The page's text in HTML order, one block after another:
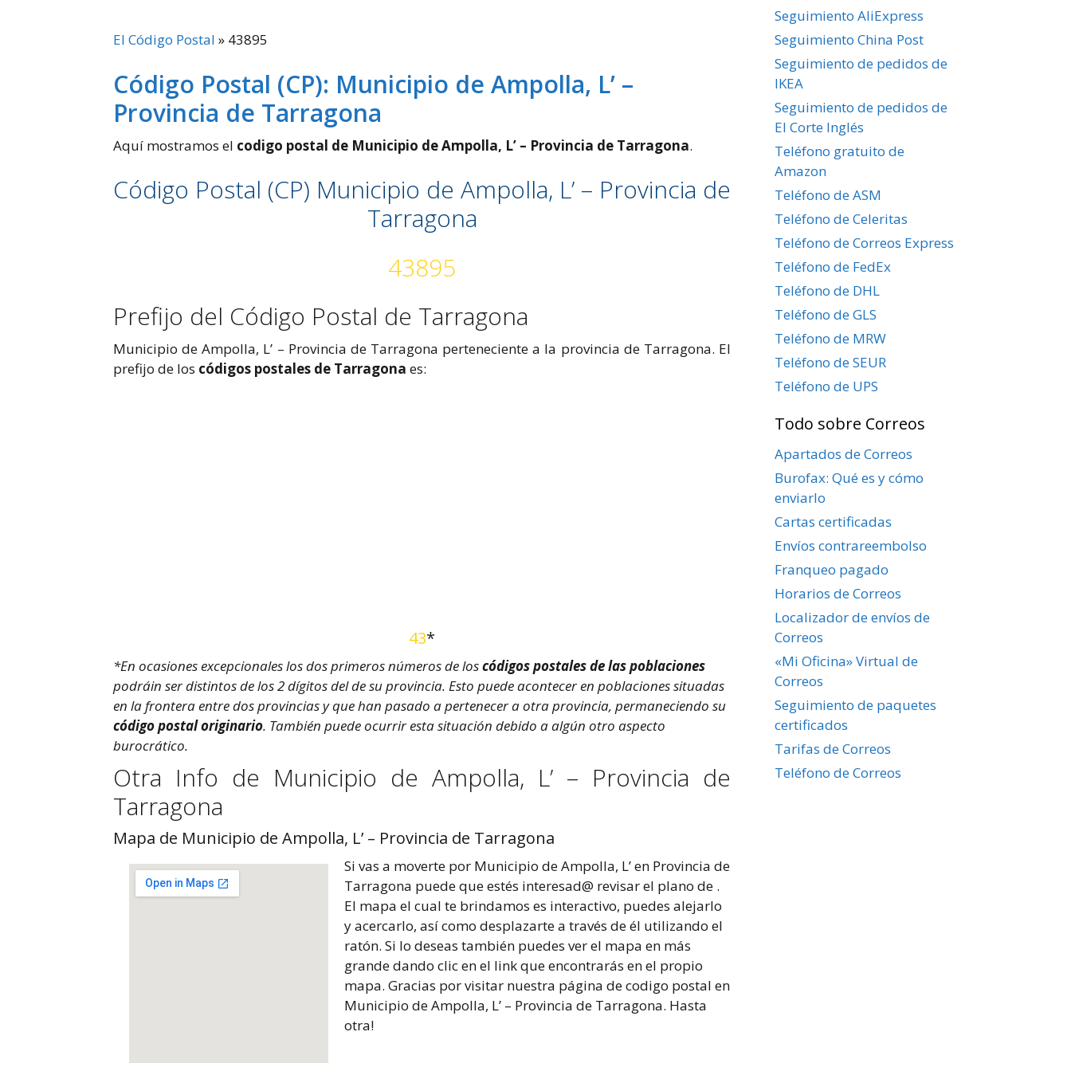
El Código Postal » 43895
Código Postal (CP): Municipio de Ampolla, L’ –
Provincia de Tarragona
Aquí mostramos el codigo postal de Municipio de Ampolla, L’ – Provincia de Tarragona.
Código Postal (CP) Municipio de Ampolla, L’ – Provincia de
Tarragona
43895
Prefijo del Código Postal de Tarragona
Municipio de Ampolla, L’ – Provincia de Tarragona perteneciente a la provincia de Tarragona. El
prefijo de los códigos postales de Tarragona es:
43*
*En ocasiones excepcionales los dos primeros números de loscódigos postales de las poblaciones
podráin ser distintos de los 2 dígitos del de su provincia. Esto puede acontecer en poblaciones situadas
en la frontera entre dos provincias y que han pasado a pertenecer a otra provincia, permaneciendo su
código postal originario. También puede ocurrir esta situación debido a algún otro aspecto
burocrático.
Otra Info de Municipio de Ampolla, L’ – Provincia de
Tarragona
Mapa de Municipio de Ampolla, L’ – Provincia de Tarragona
Si vas a moverte por Municipio de Ampolla, L’ en Provincia de
Tarragona puede que estés interesad@ revisar el plano de .
El mapa el cual te brindamos es interactivo, puedes alejarlo
y acercarlo, así como desplazarte a través de él utilizando el
ratón. Si lo deseas también puedes ver el mapa en más
grande dando clic en el link que encontrarás en el propio
mapa. Gracias por visitar nuestra página de codigo postal en
Municipio de Ampolla, L’ – Provincia de Tarragona. Hasta
otra!
Seguimiento AliExpress
Seguimiento China Post
Seguimiento de pedidos de
IKEA
Seguimiento de pedidos de
El Corte Inglés
Teléfono gratuito de
Amazon
Teléfono de ASM
Teléfono de Celeritas
Teléfono de Correos Express
Teléfono de FedEx
Teléfono de DHL
Teléfono de GLS
Teléfono de MRW
Teléfono de SEUR
Teléfono de UPS
Todo sobre Correos
Apartados de Correos
Burofax: Qué es y cómo
enviarlo
Cartas certificadas
Envíos contrareembolso
Franqueo pagado
Horarios de Correos
Localizador de envíos de
Correos
«Mi Oficina» Virtual de
Correos
Seguimiento de paquetes
certificados
Tarifas de Correos
Teléfono de Correos